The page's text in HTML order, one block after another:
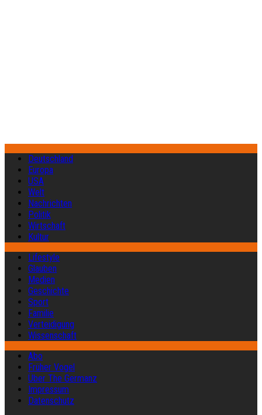
Deutschland
Europa
USA
Welt
Nachrichten
Politik
Wirtschaft
Kultur
Lifestyle
Glauben
Medien
Geschichte
Sport
Familie
Verteidigung
Wissenschaft
Abo
Früher Vogel
Über The Germanz
Impressum
Datenschutz